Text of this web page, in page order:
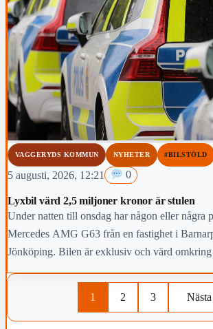
VAGGERYDS KOMMUN NYHETER #BILSTÖLD
5 augusti, 2026, 12:21 0
Lyxbil värd 2,5 miljoner kronor är stulen
Under natten till onsdag har någon eller några
Mercedes AMG G63 från en fastighet i
Jönköping. Bilen är exklusiv och värd
1 2 3 Nästa